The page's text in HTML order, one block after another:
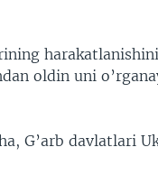
oldin uni
G’arb davlatlari